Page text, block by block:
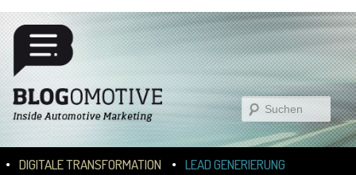
Suchen
ZUM INHALT WECHSELN
ZUM SEKUNDÄREN INHALT WECHSELN
DIGITALE TRANSFORMATION
LEAD GENERIERUNG